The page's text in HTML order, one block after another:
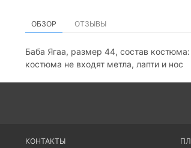
ОБЗОР ОТЗЫВЫ
Баба Ягаа, размер 44, состав
костюма не входят метла, лапти и нос
КОНТАКТЫ